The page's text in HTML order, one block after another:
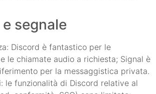
segnale
Discord è fantastico per le
le chiamate audio a richiesta; Signal è
per la messaggistica privata.
le funzionalità di Discord relative al